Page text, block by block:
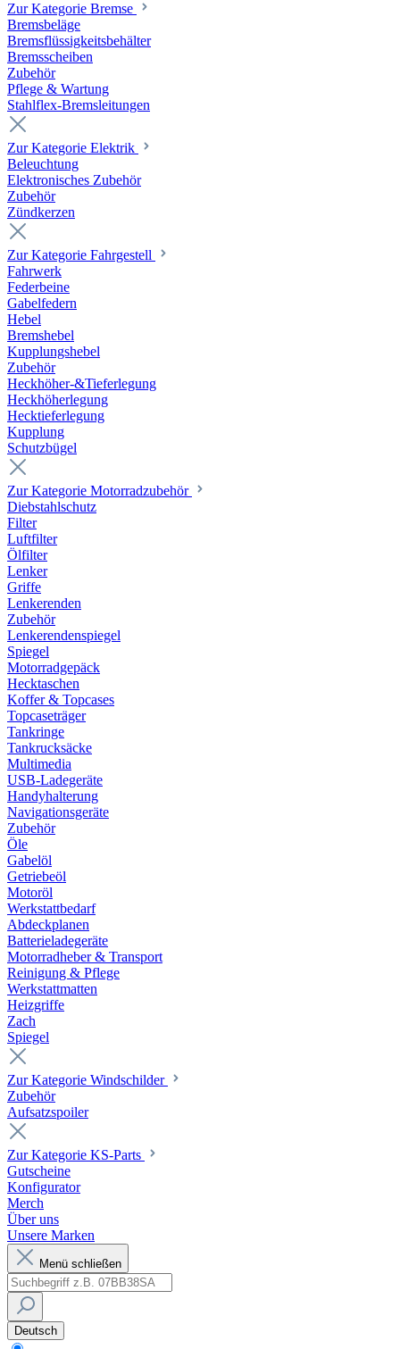
Zur Kategorie Bremse
Bremsbeläge
Bremsflüssigkeitsbehälter
Bremsscheiben
Zubehör
Pflege & Wartung
Stahlflex-Bremsleitungen
Zur Kategorie Elektrik
Beleuchtung
Elektronisches Zubehör
Zubehör
Zündkerzen
Zur Kategorie Fahrgestell
Fahrwerk
Federbeine
Gabelfedern
Hebel
Bremshebel
Kupplungshebel
Zubehör
Heckhöher-&Tieferlegung
Heckhöherlegung
Hecktieferlegung
Kupplung
Schutzbügel
Zur Kategorie Motorradzubehör
Diebstahlschutz
Filter
Luftfilter
Ölfilter
Lenker
Griffe
Lenkerenden
Zubehör
Lenkerendenspiegel
Spiegel
Motorradgepäck
Hecktaschen
Koffer & Topcases
Topcaseträger
Tankringe
Tankrucksäcke
Multimedia
USB-Ladegeräte
Handyhalterung
Navigationsgeräte
Zubehör
Öle
Gabelöl
Getriebeöl
Motoröl
Werkstattbedarf
Abdeckplanen
Batterieladegeräte
Motorradheber & Transport
Reinigung & Pflege
Werkstattmatten
Heizgriffe
Zach
Spiegel
Zur Kategorie Windschilder
Zubehör
Aufsatzspoiler
Zur Kategorie KS-Parts
Gutscheine
Konfigurator
Merch
Über uns
Unsere Marken
Menü schließen
Deutsch